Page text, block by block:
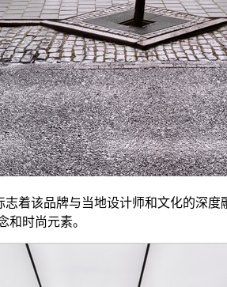
着该品牌与当地设计师和文化的深度
和时尚元素。